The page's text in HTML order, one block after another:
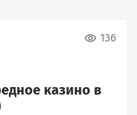
136
казино в